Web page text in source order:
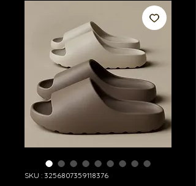
SKU : 3256807359118376